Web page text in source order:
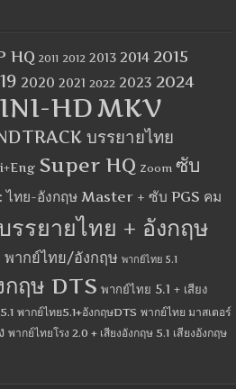
HQ 2011 2012 2013 2014 2015
2020 2021 2022 2023 2024
HDMKV
บรรยายไทย
Super HQ Zoom ซับ
ไทย-อังกฤษ Master + ซับ PGS คม
รรยายไทย + อังกฤษ
พากย์ไทย/อังกฤษ พากย์ไทย 5.1
กฤษ DTS พากย์ไทย 5.1 + เสียง
พากย์ไทย5.1+อังกฤษDTS พากย์ไทย มาสเตอร์
พากย์ไทยโรง 2.0 + เสียงอังกฤษ 5.1 เสียงอังกฤษ